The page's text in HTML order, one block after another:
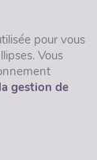
pour vous
Vous
gestion de